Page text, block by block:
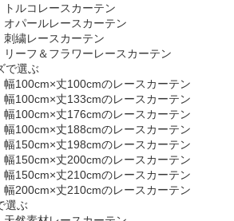
トルコレースカーテン
オパールレースカーテン
刺繍レースカーテン
リーフ＆フラワーレースカーテン
で選ぶ
幅100cm×丈100cmのレースカーテン
幅100cm×丈133cmのレースカーテン
幅100cm×丈176cmのレースカーテン
幅100cm×丈188cmのレースカーテン
幅150cm×丈198cmのレースカーテン
幅150cm×丈200cmのレースカーテン
幅150cm×丈210cmのレースカーテン
幅200cm×丈210cmのレースカーテン
選ぶ